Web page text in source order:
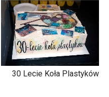
30 Lecie Koła Plastyków